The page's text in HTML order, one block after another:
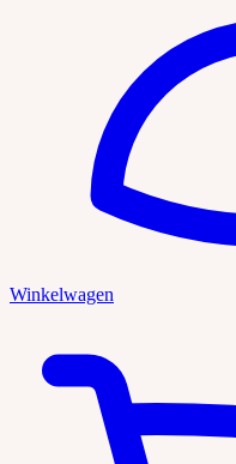
Winkelwagen